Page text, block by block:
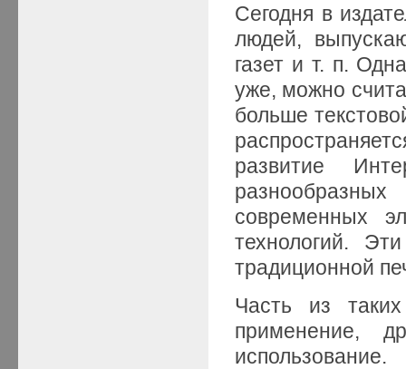
Сегодня в
людей,
газет и т. п.
уже, можно
больше
развитие
современных
технологий.
традиционной
Часть из
применение,
использование.